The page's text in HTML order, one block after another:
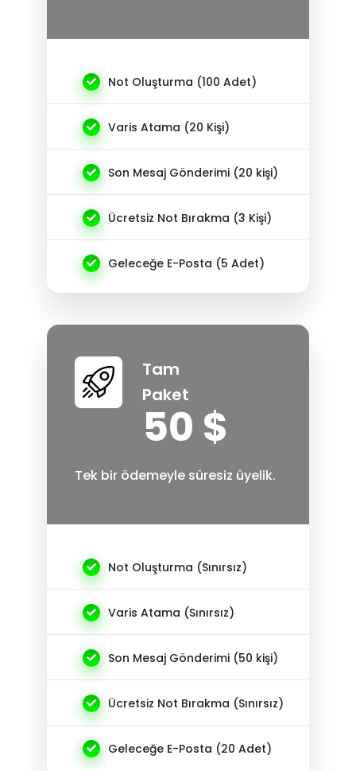
Not Oluşturma (100 Adet)
Varis Atama (20 Kişi)
Son Mesaj Gönderimi (20 kişi)
Ücretsiz Not Bırakma (3 Kişi)
Geleceğe E-Posta (5 Adet)
Tam
Paket
50 $
Tek bir ödemeyle süresiz üyelik.
Not Oluşturma (Sınırsız)
Varis Atama (Sınırsız)
Son Mesaj Gönderimi (50 kişi)
Ücretsiz Not Bırakma (Sınırsız)
Geleceğe E-Posta (20 Adet)